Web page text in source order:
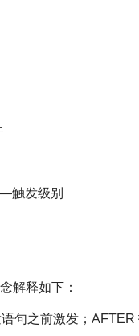
触发级别
解释如下：
句之前激发；AFTER